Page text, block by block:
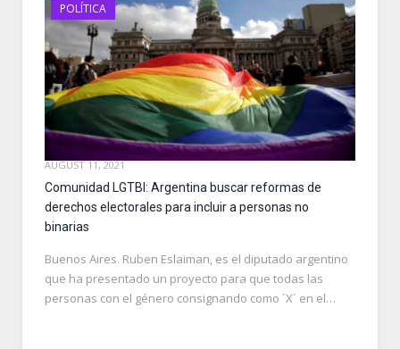
POLÍTICA
AUGUST 11, 2021
Comunidad LGTBI: Argentina buscar reformas de
derechos electorales para incluir a personas no
binarias
Buenos Aires. Ruben Eslaiman, es el diputado argentino
que ha presentado un proyecto para que todas las
personas con el género consignando como ´X´ en el…